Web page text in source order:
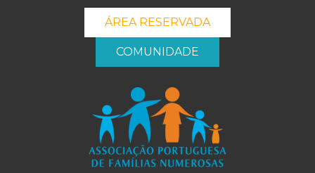
ÁREA RESERVADA
COMUNIDADE